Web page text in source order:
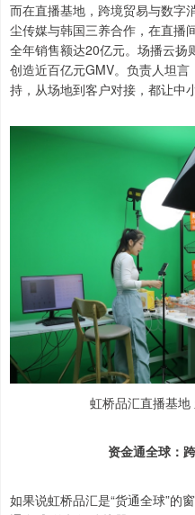
而在直播基地，跨境贸易与数字
尘传媒与韩国三养合作，在直播
全年销售额达20亿元。场播云扬
创造近百亿元GMV。负责人坦
持，从场地到客户对接，都让中
虹桥品汇直播基
资金通全球：
如果说虹桥品汇是“货通全球”的